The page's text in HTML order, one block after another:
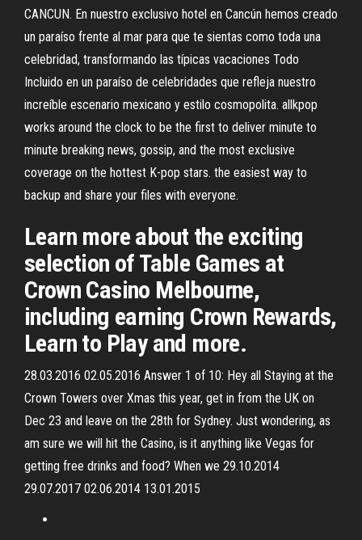
CANCUN. En nuestro exclusivo hotel en Cancún hemos creado
un paraíso frente al mar para que te sientas como toda una
celebridad, transformando las típicas vacaciones Todo
Incluido en un paraíso de celebridades que refleja nuestro
increíble escenario mexicano y estilo cosmopolita. allkpop
works around the clock to be the first to deliver minute to
minute breaking news, gossip, and the most exclusive
coverage on the hottest K-pop stars. the easiest way to
backup and share your files with everyone.
Learn more about the exciting
selection of Table Games at
Crown Casino Melbourne,
including earning Crown Rewards,
Learn to Play and more.
28.03.2016 02.05.2016 Answer 1 of 10: Hey all Staying at the
Crown Towers over Xmas this year, get in from the UK on
Dec 23 and leave on the 28th for Sydney. Just wondering, as
am sure we will hit the Casino, is it anything like Vegas for
getting free drinks and food? When we 29.10.2014
29.07.2017 02.06.2014 13.01.2015